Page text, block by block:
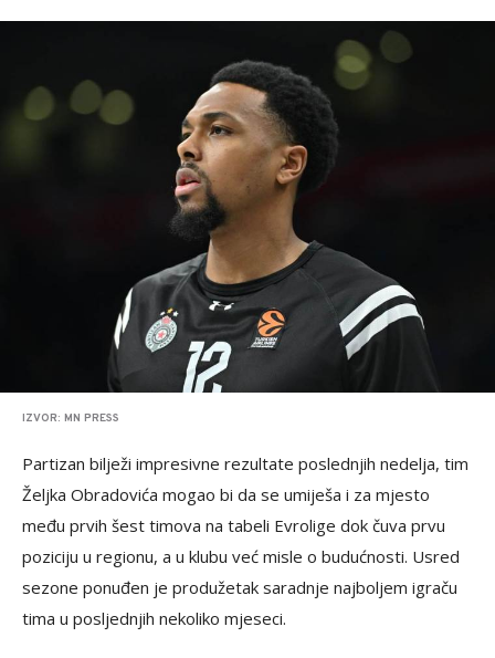
IZVOR: MN PRESS
Partizan bilježi impresivne rezultate poslednjih nedelja, tim
Željka Obradovića mogao bi da se umiješa i za mjesto
među prvih šest timova na tabeli Evrolige dok čuva prvu
poziciju u regionu, a u klubu već misle o budućnosti. Usred
sezone ponuđen je produžetak saradnje najboljem igraču
tima u posljednjih nekoliko mjeseci.